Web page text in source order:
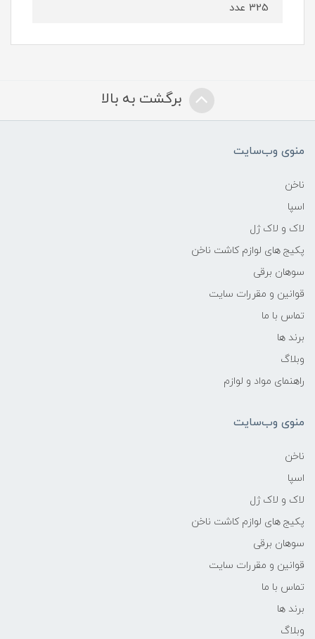
325 عدد
برگشت به بالا
منوی وب‌سایت
ناخن
اسپا
لاک و لاک ژل
پکیج های لوازم کاشت ناخن
سوهان برقی
قوانین و مقررات سایت
تماس با ما
برند ها
وبلاگ
راهنمای مواد و لوازم
منوی وب‌سایت
ناخن
اسپا
لاک و لاک ژل
پکیج های لوازم کاشت ناخن
سوهان برقی
قوانین و مقررات سایت
تماس با ما
برند ها
وبلاگ